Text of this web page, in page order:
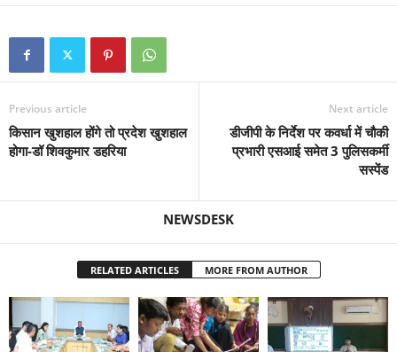
Previous article
किसान खुशहाल होंगे तो प्रदेश खुशहाल
होगा-डॉ शिवकुमार डहरिया
Next article
डीजीपी के निर्देश पर कवर्धा में चौकी
प्रभारी एसआई समेत 3 पुलिसकर्मी
सस्पेंड
NEWSDESK
RELATED ARTICLES MORE FROM AUTHOR